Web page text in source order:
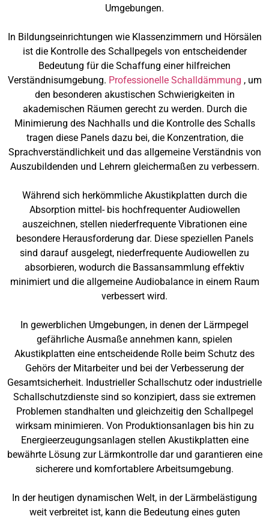
Umgebungen.
In Bildungseinrichtungen wie Klassenzimmern und Hörsälen
ist die Kontrolle des Schallpegels von entscheidender
Bedeutung für die Schaffung einer hilfreichen
Verständnisumgebung. Professionelle Schalldämmung , um
den besonderen akustischen Schwierigkeiten in
akademischen Räumen gerecht zu werden. Durch die
Minimierung des Nachhalls und die Kontrolle des Schalls
tragen diese Panels dazu bei, die Konzentration, die
Sprachverständlichkeit und das allgemeine Verständnis von
Auszubildenden und Lehrern gleichermaßen zu verbessern.
Während sich herkömmliche Akustikplatten durch die
Absorption mittel- bis hochfrequenter Audiowellen
auszeichnen, stellen niederfrequente Vibrationen eine
besondere Herausforderung dar. Diese speziellen Panels
sind darauf ausgelegt, niederfrequente Audiowellen zu
absorbieren, wodurch die Bassansammlung effektiv
minimiert und die allgemeine Audiobalance in einem Raum
verbessert wird.
In gewerblichen Umgebungen, in denen der Lärmpegel
gefährliche Ausmaße annehmen kann, spielen
Akustikplatten eine entscheidende Rolle beim Schutz des
Gehörs der Mitarbeiter und bei der Verbesserung der
Gesamtsicherheit. Industrieller Schallschutz oder industrielle
Schallschutzdienste sind so konzipiert, dass sie extremen
Problemen standhalten und gleichzeitig den Schallpegel
wirksam minimieren. Von Produktionsanlagen bis hin zu
Energieerzeugungsanlagen stellen Akustikplatten eine
bewährte Lösung zur Lärmkontrolle dar und garantieren eine
sicherere und komfortablere Arbeitsumgebung.
In der heutigen dynamischen Welt, in der Lärmbelästigung
weit verbreitet ist, kann die Bedeutung eines guten